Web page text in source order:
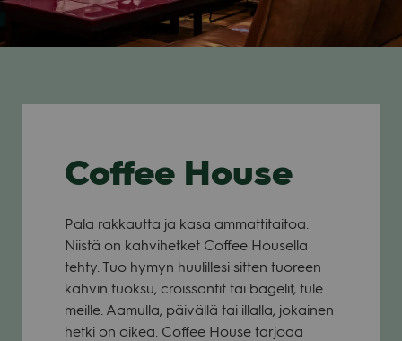
Coffee House
Pala rakkautta ja kasa ammattitaitoa.
Niistä on kahvihetket Coffee Housella
tehty. Tuo hymyn huulillesi sitten tuoreen
kahvin tuoksu, croissantit tai bagelit, tule
meille. Aamulla, päivällä tai illalla, jokainen
hetki on oikea. Coffee House tarjoaa